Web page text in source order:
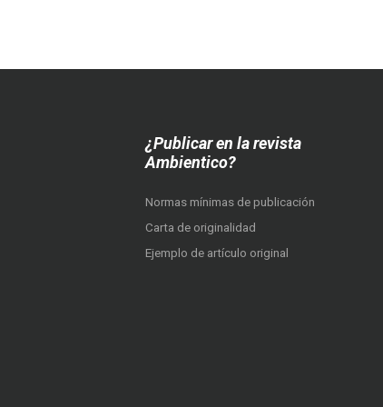
¿Publicar en la revista
Ambientico?
Normas mínimas de publicación
Carta de originalidad
Ejemplo de artículo original